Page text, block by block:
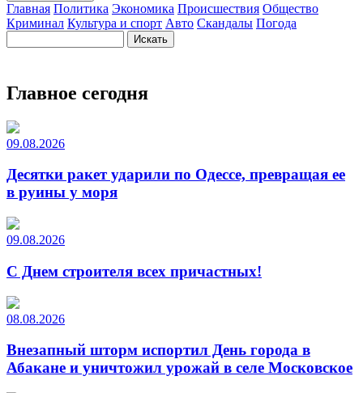
Главная Политика Экономика Происшествия Общество
Криминал Культура и спорт Авто Скандалы Погода
Главное сегодня
09.08.2026
Десятки ракет ударили по Одессе, превращая ее
в руины у моря
09.08.2026
С Днем строителя всех причастных!
08.08.2026
Внезапный шторм испортил День города в
Абакане и уничтожил урожай в селе Московское